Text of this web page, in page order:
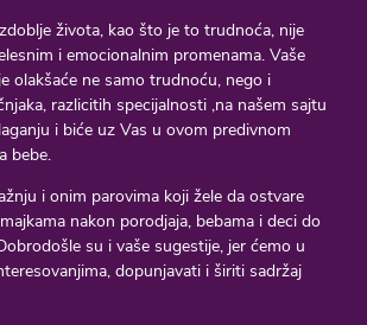
života, kao što je to trudnoća, nije
i emocionalnim promenama. Vaše
olakšaće ne samo trudnoću, nego i
razlicitih specijalnosti ,na našem sajtu
i biće uz Vas u ovom predivnom
bebe.
i onim parovima koji žele da ostvare
nakon porodjaja, bebama i deci do
su i vaše sugestije, jer ćemo u
dopunjavati i širiti sadržaj